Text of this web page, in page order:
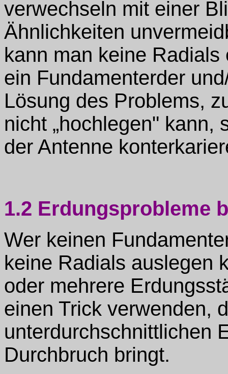
verwechseln mit einer
Ähnlichkeiten
kann man keine
ein Fundamenterder
Lösung des Problems,
nicht „hochlegen" kann,
der Antenne
1.2 Erdungsprobleme
Wer keinen
keine Radials auslegen
oder mehrere
einen Trick verwenden,
unterdurchschnittlichen
Durchbruch bringt.